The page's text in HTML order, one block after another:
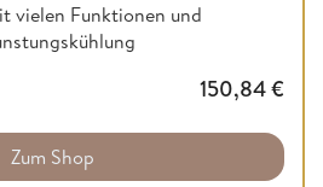
vielen Funktionen und
150,84€
Zum Shop